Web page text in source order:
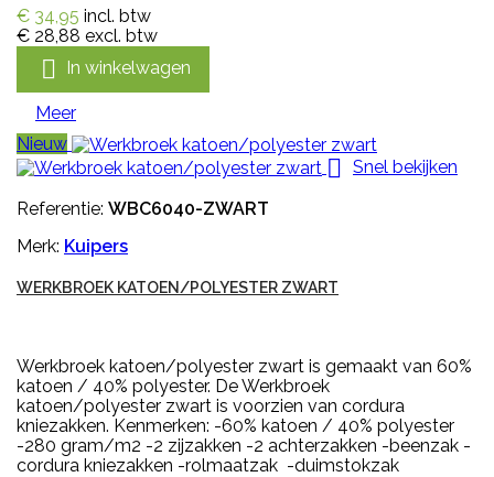
€ 34,95 incl. btw
€ 28,88 excl. btw
 In winkelwagen
Meer
Nieuw
 Snel bekijken
Referentie: WBC6040-ZWART
Merk: Kuipers
WERKBROEK KATOEN/POLYESTER ZWART
Werkbroek katoen/polyester zwart is gemaakt van 60%
katoen / 40% polyester. De Werkbroek
katoen/polyester zwart is voorzien van cordura
kniezakken. Kenmerken: -60% katoen / 40% polyester
-280 gram/m2 -2 zijzakken -2 achterzakken -beenzak -
cordura kniezakken -rolmaatzak -duimstokzak